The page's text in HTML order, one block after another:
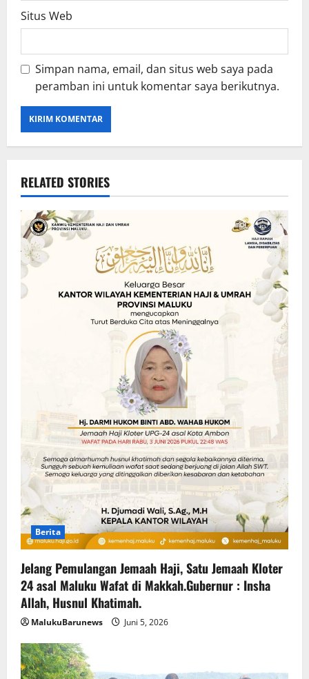
Situs Web
Simpan nama, email, dan situs web saya pada
peramban ini untuk komentar saya berikutnya.
RELATED STORIES
Berita
Jelang Pemulangan Jemaah Haji, Satu Jemaah Kloter
24 asal Maluku Wafat di Makkah.Gubernur : Insha
Allah, Husnul Khatimah.
MalukuBarunews Juni 5, 2026